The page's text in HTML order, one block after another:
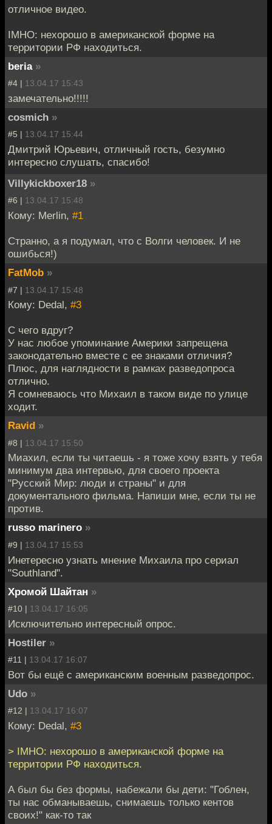
отличное видео.
IMHO: нехорошо в американской форме на
территории РФ находиться.
beria »
#4 | 13.04.17 15:43
замечательно!!!!!
cosmich »
#5 | 13.04.17 15:44
Дмитрий Юрьевич, отличный гость, безумно
интересно слушать, спасибо!
Villykickboxer18 »
#6 | 13.04.17 15:48
Кому: Merlin, #1
Странно, а я подумал, что с Волги человек. И не
ошибься!)
FatMob »
#7 | 13.04.17 15:48
Кому: Dedal, #3
С чего вдруг?
У нас любое упоминание Америки запрещена
законодательно вместе с ее знаками отличия?
Плюс, для наглядности в рамках разведопроса
отлично.
Я сомневаюсь что Михаил в таком виде по улице
ходит.
Ravid »
#8 | 13.04.17 15:50
Миахил, если ты читаешь - я тоже хочу взять у тебя
минимум два интервью, для своего проекта
"Русский Мир: люди и страны" и для
документального фильма. Напиши мне, если ты не
против.
russo marinero »
#9 | 13.04.17 15:53
Инетересно узнать мнение Михаила про сериал
"Southland".
Хромой Шайтан »
#10 | 13.04.17 16:05
Исключительно интересный опрос.
Hostiler »
#11 | 13.04.17 16:07
Вот бы ещё с американским военным разведопрос.
Udo »
#12 | 13.04.17 16:07
Кому: Dedal, #3
> IMHO: нехорошо в американской форме на
территории РФ находиться.
А был бы без формы, набежали бы дети: "Гоблен,
ты нас обманываешь, снимаешь только кентов
своих!" как-то так